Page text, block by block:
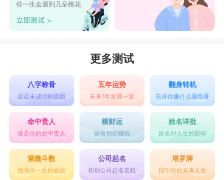
你一生会遇到几朵桃花
更多测试
八字称骨
迟迟未成功的原因
五年运势
未来5年发展一览
翻身转机
告诉你赚什么最吃香
命中贵人
谁是你的命中贵人
横财运
躺着都能赚钱
姓名详批
姓名对人生的影响
紫微斗数
预测你一生的命运
公司起名
初创公司起名玄机
塔罗牌
指引你的未来人生